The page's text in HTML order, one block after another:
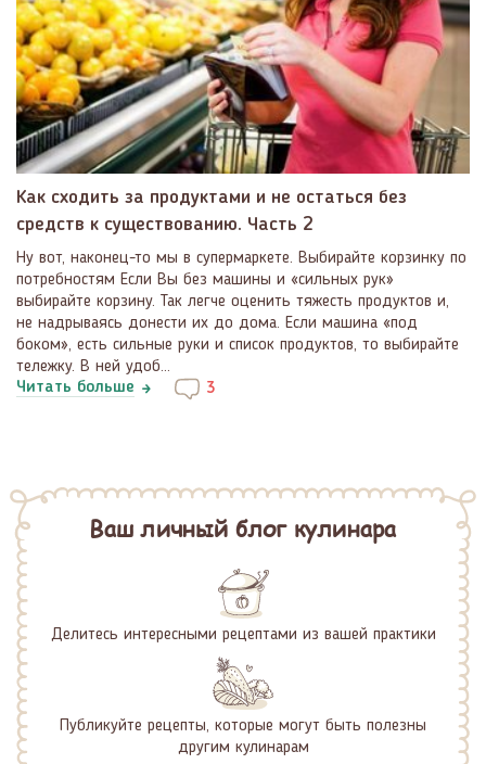
Как сходить за продуктами и не остаться без
средств к существованию. Часть 2
Ну вот, наконец-то мы в супермаркете. Выбирайте корзинку по
потребностям Если Вы без машины и «сильных рук»
выбирайте корзину. Так легче оценить тяжесть продуктов и,
не надрываясь донести их до дома. Если машина «под
боком», есть сильные руки и список продуктов, то выбирайте
тележку. В ней удоб...
Читать больше
3
Ваш личный блог кулинара
Делитесь интересными рецептами из вашей практики
Публикуйте рецепты, которые могут быть полезны
другим кулинарам